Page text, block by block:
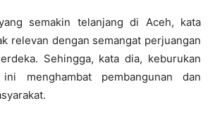
semakin telanjang di Aceh, kata
relevan dengan semangat perjuangan
Sehingga, kata dia, keburukan
menghambat pembangunan dan